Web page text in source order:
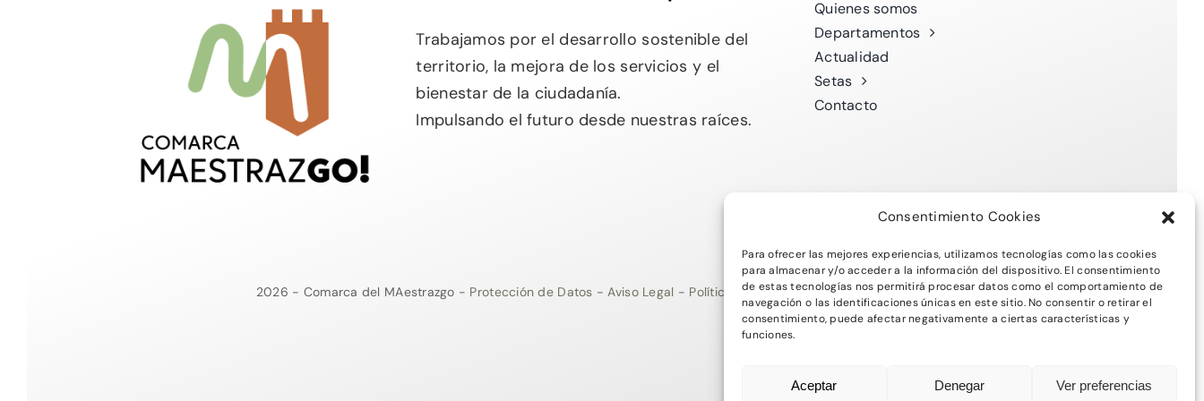
Consentimiento Cookies
Para ofrecer las mejores experiencias, utilizamos tecnologías como las cookies
para almacenar y/o acceder a la información del dispositivo. El consentimiento
de estas tecnologías nos permitirá procesar datos como el comportamiento de
navegación o las identificaciones únicas en este sitio. No consentir o retirar el
consentimiento, puede afectar negativamente a ciertas características y
funciones.
Aceptar Denegar Ver preferencias
Trabajamos por el desarrollo sostenible del
territorio, la mejora de los servicios y el
bienestar de la ciudadanía.
Impulsando el futuro desde nuestras raíces.
Quienes somos
Departamentos
Actualidad
Setas
Contacto
2026 - Comarca del MAestrazgo - Protección de Datos -Aviso Legal - Política de Privacidad-Política de Cookies